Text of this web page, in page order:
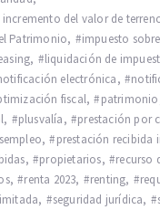
del valor de
Patrimonio, impuesto
, liquidación de
electrónica,
fiscal, patrimonio
, plusvalía, prestación por
, prestación recibida
, propietarios,
recurso
, renta 2023, renting,
, seguridad jurídica,